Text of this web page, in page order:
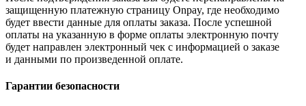
защищенную платежную страницу Onpay, где необходимо
будет ввести данные для оплаты заказа. После успешной
оплаты на указанную в форме оплаты электронную почту
будет направлен электронный чек с информацией о заказе
и данными по произведенной оплате.
Гарантии безопасности